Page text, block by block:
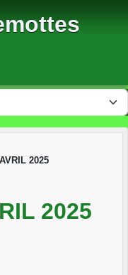
2025
2025